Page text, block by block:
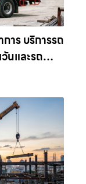
าร บริการรถ
นและรถ